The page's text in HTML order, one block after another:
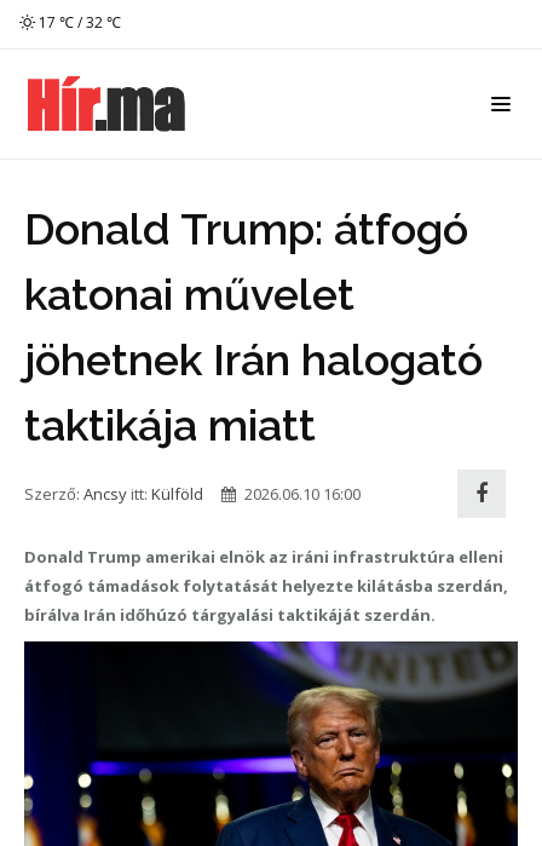
17 ℃ / 32 ℃
Donald Trump: átfogó
katonai művelet
jöhetnek Irán halogató
taktikája miatt
Szerző: Ancsy itt: Külföld 2026.06.10 16:00
Donald Trump amerikai elnök az iráni infrastruktúra elleni
átfogó támadások folytatását helyezte kilátásba szerdán,
bírálva Irán időhúzó tárgyalási taktikáját szerdán.